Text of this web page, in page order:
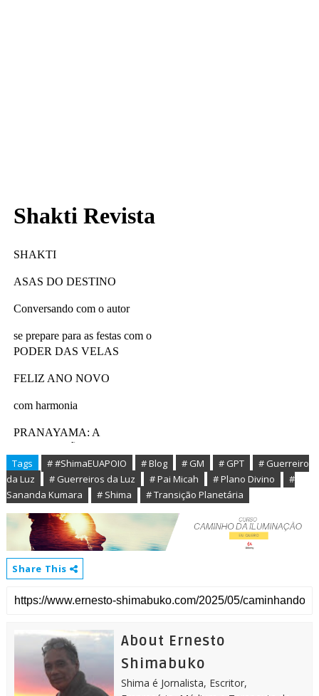
Tags # #ShimaEUAPOIO # Blog # GM # GPT
# Guerreiro
da Luz
# Guerreiros da Luz # Pai Micah # Plano Divino
#
Sananda Kumara
# Shima # Transição Planetária
Share This
About Ernesto
Shimabuko
Shima é Jornalista, Escritor,